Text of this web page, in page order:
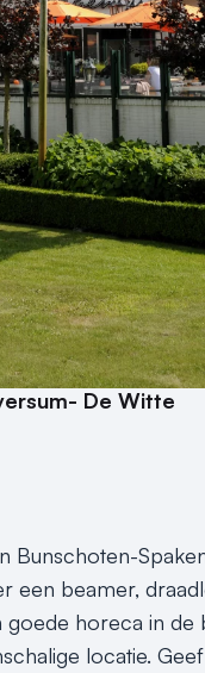
De Witte
Bunschoten-
een beamer,
goede horeca in
locatie.